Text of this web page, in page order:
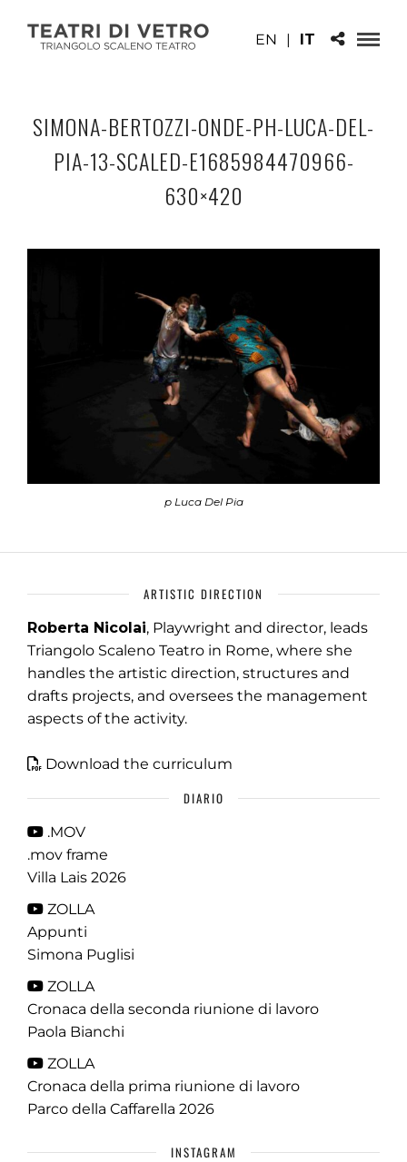
EN | IT
SIMONA-BERTOZZI-ONDE-PH-LUCA-DEL-
PIA-13-SCALED-E1685984470966-
630×420
p Luca Del Pia
ARTISTIC DIRECTION
Roberta Nicolai, Playwright and director, leads
Triangolo Scaleno Teatro in Rome, where she
handles the artistic direction, structures and
drafts projects, and oversees the management
aspects of the activity.
Download the curriculum
DIARIO
.MOV
.mov frame
Villa Lais 2026
ZOLLA
Appunti
Simona Puglisi
ZOLLA
Cronaca della seconda riunione di lavoro
Paola Bianchi
ZOLLA
Cronaca della prima riunione di lavoro
Parco della Caffarella 2026
INSTAGRAM